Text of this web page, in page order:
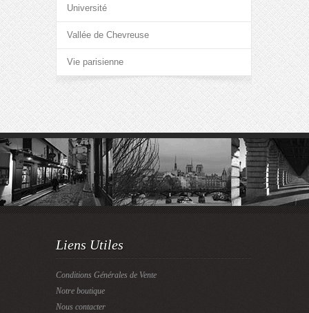
Université
Vallée de Chevreuse
Vie parisienne
Liens Utiles
Conditions Générales de Vente
Notre boutique
Nous contacter